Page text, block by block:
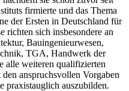
firmierte und das Thema
der Ersten in Deutschland für
richten sich insbesondere an
Bauingenieurwesen,
TGA, Handwerk der
alle weiteren qualifizierten
anspruchsvollen Vorgaben
praxistauglich auszubilden.